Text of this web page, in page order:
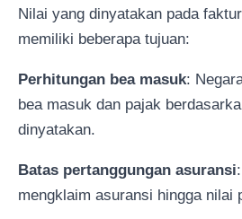
Nilai yang dinyatakan pada
memiliki beberapa tujuan:
Perhitungan bea masuk:
bea masuk dan pajak
dinyatakan.
Batas pertanggungan asuransi
mengklaim asuransi hingga nilai